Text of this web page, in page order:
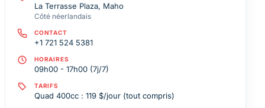
La Terrasse Plaza, Maho
Côté néerlandais
CONTACT
+1 721 524 5381
HORAIRES
09h00 - 17h00 (7j/7)
TARIFS
Quad 400cc : 119 $/jour (tout compris)